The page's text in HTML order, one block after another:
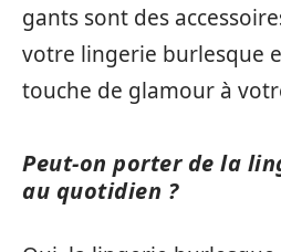
gants sont des
votre lingerie burlesque
touche de glamour à
Peut-on porter de la
au quotidien ?